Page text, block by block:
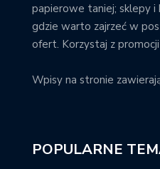
papierowe taniej; sklepy
gdzie warto zajrzeć w
ofert. Korzystaj z
Wpisy na stronie
POPULARNE